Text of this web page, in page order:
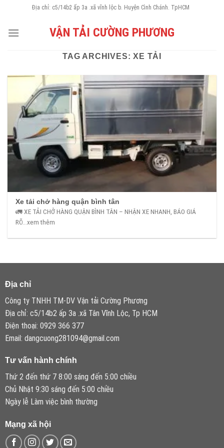
content
Địa chỉ: c5/14b2 ấp 3a .xã vĩnh lộc b. Huyện Cình Chánh. TpHCM
VẬN TẢI CƯỜNG PHƯƠNG
TAG ARCHIVES:XE TẢI
Xe tải chở hàng quận bình tân
🚛 XE TẢI CHỞ HÀNG QUẬN BÌNH TÂN – NHẬN XE NHANH, BÁO GIÁ
RÕ...xem thêm
Địa chỉ
Công ty TNHH TM-DV Vận tải Cường Phương
Địa chỉ: c5/14b2 ấp 3a .xã Tân Vĩnh Lộc, Tp HCM
Điện thoại: 0929 366 377
Email: dangcuong281094@gmail.com
Tư vấn hành chính
Thứ 2 đến thứ 7 8:00 sáng đến 5:00 chiều
Chủ Nhật 9:30 sáng đến 5:00 chiều
Ngày lễ Làm việc bình thường
Mạng xã hội